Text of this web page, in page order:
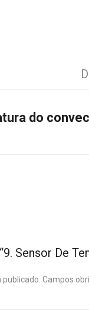
do
Sensor De
Campos